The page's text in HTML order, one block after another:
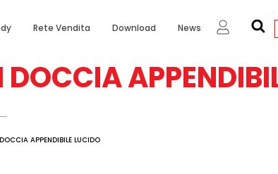
Rete Vendita Download News
APPENDIBILE LUCIDO